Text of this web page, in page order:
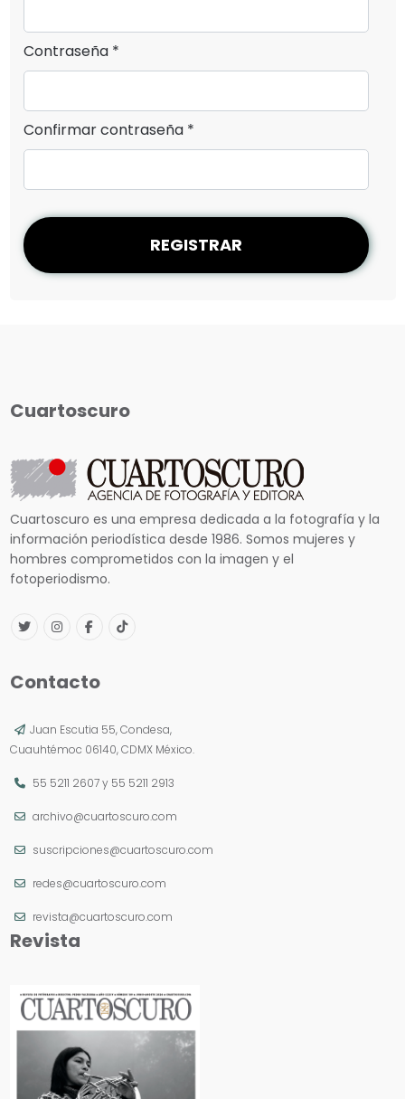
Contraseña *
Confirmar contraseña *
REGISTRAR
Cuartoscuro
Cuartoscuro es una empresa dedicada a la fotografía y la
información periodística desde 1986. Somos mujeres y
hombres comprometidos con la imagen y el
fotoperiodismo.
Contacto
Juan Escutia 55, Condesa,
Cuauhtémoc 06140, CDMX México.
55 5211 2607y 55 5211 2913
archivo@cuartoscuro.com
suscripciones@cuartoscuro.com
redes@cuartoscuro.com
revista@cuartoscuro.com
Revista